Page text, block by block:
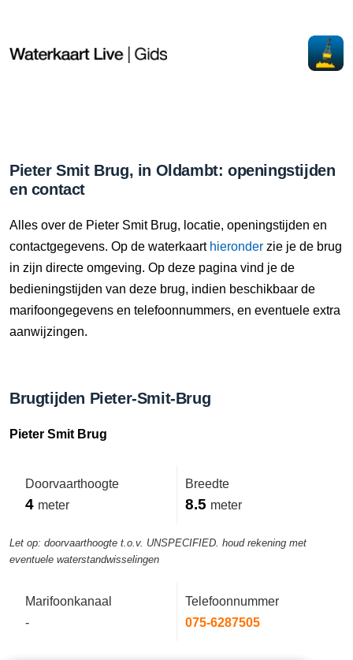
Pieter Smit Brug, in Oldambt: openingstijden
en contact
Alles over de Pieter Smit Brug, locatie, openingstijden en
contactgegevens. Op de waterkaart hieronder zie je de brug
in zijn directe omgeving. Op deze pagina vind je de
bedieningstijden van deze brug, indien beschikbaar de
marifoongegevens en telefoonnummers, en eventuele extra
aanwijzingen.
Brugtijden Pieter-Smit-Brug
Pieter Smit Brug
Doorvaarthoogte
4 meter
Breedte
8.5 meter
Let op: doorvaarthoogte t.o.v. UNSPECIFIED. houd rekening met
eventuele waterstandwisselingen
Marifoonkanaal
-
Telefoonnummer
075-6287505